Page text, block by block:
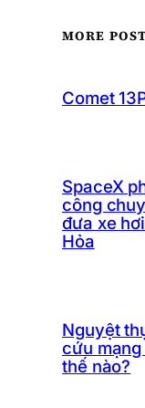
MORE
Comet
SpaceX
công
đưa xe
Hỏa
Nguyệt
cứu
thế nào?